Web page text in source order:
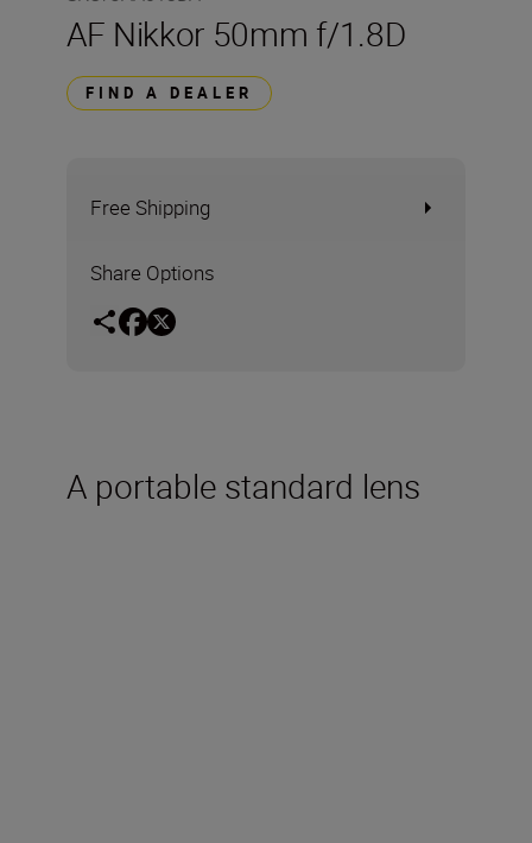
AF Nikkor 50mm f/1.8D
FIND A DEALER
Free Shipping
Share Options
A portable standard lens